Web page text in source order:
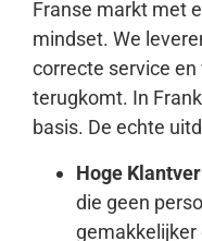
Franse markt met
mindset. We
correcte service
terugkomt. In
basis. De echte
Hoge
die geen
gemakkelijker